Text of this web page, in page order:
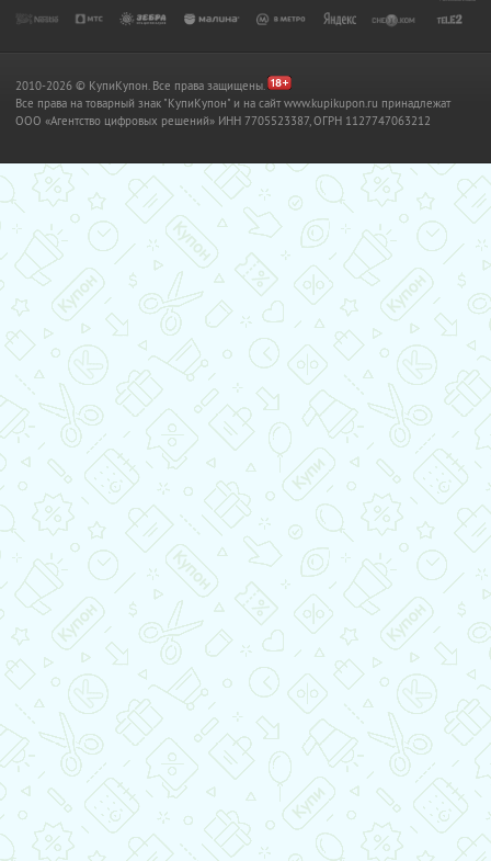
2010-2026 © КупиКупон. Все права защищены.
Все права на товарный знак "КупиКупон" и на сайт www.kupikupon.ru принадлежат
OOO «Агентство цифровых решений» ИНН 7705523387, ОГРН 1127747063212